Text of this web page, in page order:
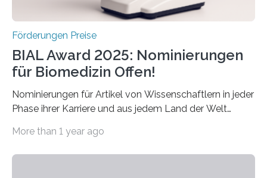
Förderungen Preise
BIAL Award 2025: Nominierungen
für Biomedizin Offen!
Nominierungen für Artikel von Wissenschaftlern in jeder
Phase ihrer Karriere und aus jedem Land der Welt
Leben gerufen, um die bemerkenswertesten
More than 1 year ago